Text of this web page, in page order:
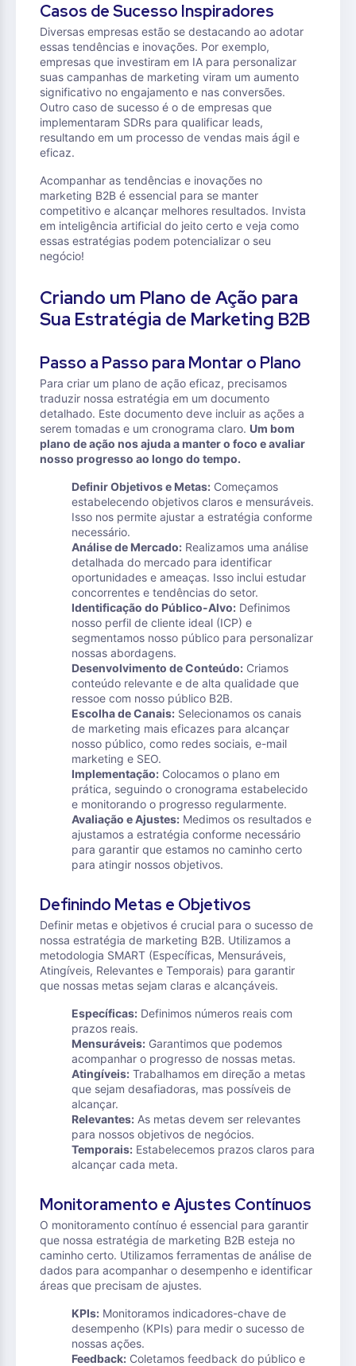
Casos de Sucesso Inspiradores
Diversas empresas estão se destacando ao adotar
essas tendências e inovações. Por exemplo,
empresas que investiram em IA para personalizar
suas campanhas de marketing viram um aumento
significativo no engajamento e nas conversões.
Outro caso de sucesso é o de empresas que
implementaram SDRs para qualificar leads,
resultando em um processo de vendas mais ágil e
eficaz.
Acompanhar as tendências e inovações no
marketing B2B é essencial para se manter
competitivo e alcançar melhores resultados. Invista
em inteligência artificial do jeito certo e veja como
essas estratégias podem potencializar o seu
negócio!
Criando um Plano de Ação para
Sua Estratégia de Marketing B2B
Passo a Passo para Montar o Plano
Para criar um plano de ação eficaz, precisamos
traduzir nossa estratégia em um documento
detalhado. Este documento deve incluir as ações a
serem tomadas e um cronograma claro. Um bom
plano de ação nos ajuda a manter o foco e avaliar
nosso progresso ao longo do tempo.
Definir Objetivos e Metas: Começamos
estabelecendo objetivos claros e mensuráveis.
Isso nos permite ajustar a estratégia conforme
necessário.
Análise de Mercado: Realizamos uma análise
detalhada do mercado para identificar
oportunidades e ameaças. Isso inclui estudar
concorrentes e tendências do setor.
Identificação do Público-Alvo: Definimos
nosso perfil de cliente ideal (ICP) e
segmentamos nosso público para personalizar
nossas abordagens.
Desenvolvimento de Conteúdo: Criamos
conteúdo relevante e de alta qualidade que
ressoe com nosso público B2B.
Escolha de Canais: Selecionamos os canais
de marketing mais eficazes para alcançar
nosso público, como redes sociais, e-mail
marketing e SEO.
Implementação: Colocamos o plano em
prática, seguindo o cronograma estabelecido
e monitorando o progresso regularmente.
Avaliação e Ajustes: Medimos os resultados e
ajustamos a estratégia conforme necessário
para garantir que estamos no caminho certo
para atingir nossos objetivos.
Definindo Metas e Objetivos
Definir metas e objetivos é crucial para o sucesso de
nossa estratégia de marketing B2B. Utilizamos a
metodologia SMART (Específicas, Mensuráveis,
Atingíveis, Relevantes e Temporais) para garantir
que nossas metas sejam claras e alcançáveis.
Específicas: Definimos números reais com
prazos reais.
Mensuráveis: Garantimos que podemos
acompanhar o progresso de nossas metas.
Atingíveis: Trabalhamos em direção a metas
que sejam desafiadoras, mas possíveis de
alcançar.
Relevantes: As metas devem ser relevantes
para nossos objetivos de negócios.
Temporais: Estabelecemos prazos claros para
alcançar cada meta.
Monitoramento e Ajustes Contínuos
O monitoramento contínuo é essencial para garantir
que nossa estratégia de marketing B2B esteja no
caminho certo. Utilizamos ferramentas de análise de
dados para acompanhar o desempenho e identificar
áreas que precisam de ajustes.
KPIs: Monitoramos indicadores-chave de
desempenho (KPIs) para medir o sucesso de
nossas ações.
Feedback: Coletamos feedback do público e